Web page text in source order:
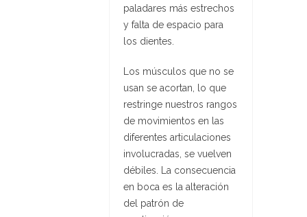
paladares más estrechos
y falta de espacio para
los dientes.
Los músculos que no se
usan se acortan, lo que
restringe nuestros rangos
de movimientos en las
diferentes articulaciones
involucradas, se vuelven
débiles. La consecuencia
en boca es la alteración
del patrón de